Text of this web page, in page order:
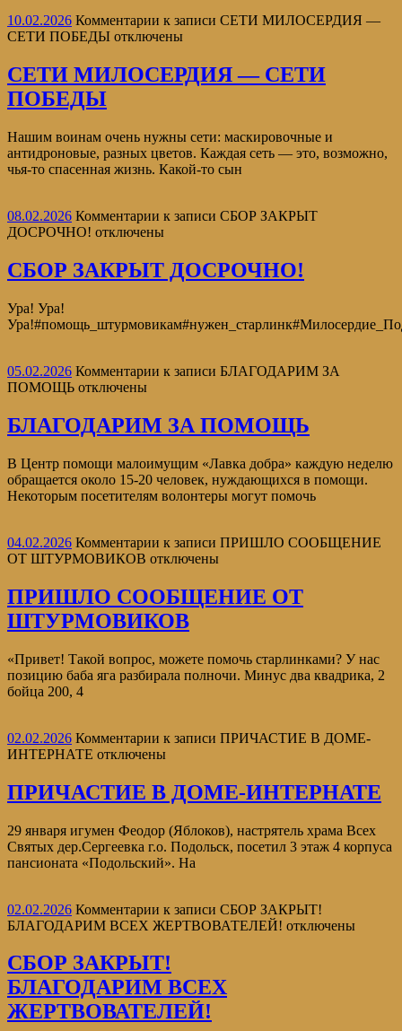
10.02.2026 Комментарии к записи СЕТИ МИЛОСЕРДИЯ —
СЕТИ ПОБЕДЫ отключены
СЕТИ МИЛОСЕРДИЯ — СЕТИ
ПОБЕДЫ
Нашим воинам очень нужны сети: маскировочные и
антидроновые, разных цветов. Каждая сеть — это, возможно,
чья-то спасенная жизнь. Какой-то сын
08.02.2026 Комментарии к записи СБОР ЗАКРЫТ
ДОСРОЧНО! отключены
СБОР ЗАКРЫТ ДОСРОЧНО!
Ура! Ура!
05.02.2026 Комментарии к записи БЛАГОДАРИМ ЗА
ПОМОЩЬ отключены
БЛАГОДАРИМ ЗА ПОМОЩЬ
В Центр помощи малоимущим «Лавка добра» каждую неделю
обращается около 15-20 человек, нуждающихся в помощи.
Некоторым посетителям волонтеры могут помочь
04.02.2026 Комментарии к записи ПРИШЛО СООБЩЕНИЕ
ОТ ШТУРМОВИКОВ отключены
ПРИШЛО СООБЩЕНИЕ ОТ
ШТУРМОВИКОВ
«Привет! Такой вопрос, можете помочь старлинками? У нас
позицию баба яга разбирала полночи. Минус два квадрика, 2
бойца 200, 4
02.02.2026 Комментарии к записи ПРИЧАСТИЕ В ДОМЕ-
ИНТЕРНАТЕ отключены
ПРИЧАСТИЕ В ДОМЕ-ИНТЕРНАТЕ
29 января игумен Феодор (Яблоков), настрятель храма Всех
Святых дер.Сергеевка г.о. Подольск, посетил 3 этаж 4 корпуса
пансионата «Подольский». На
02.02.2026 Комментарии к записи СБОР ЗАКРЫТ!
БЛАГОДАРИМ ВСЕХ ЖЕРТВОВАТЕЛЕЙ! отключены
СБОР ЗАКРЫТ!
БЛАГОДАРИМ ВСЕХ
ЖЕРТВОВАТЕЛЕЙ!